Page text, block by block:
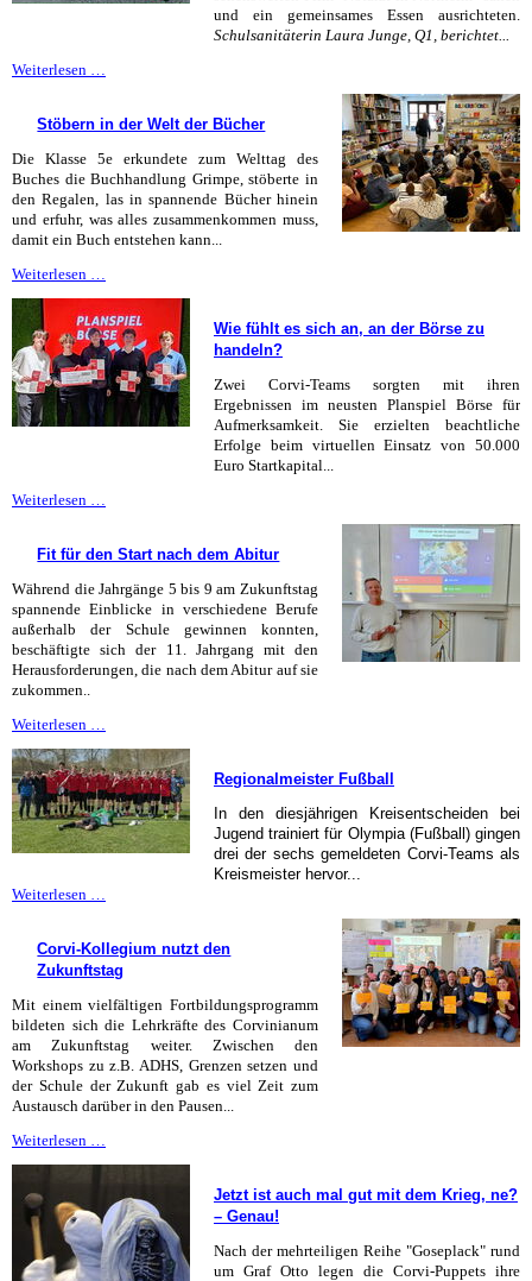
und ein gemeinsames Essen ausrichteten.
Schulsanitäterin Laura Junge, Q1, berichtet...
Weiterlesen …
Stöbern in der Welt der Bücher
Die Klasse 5e erkundete zum Welttag des
Buches die Buchhandlung Grimpe, stöberte in
den Regalen, las in spannende Bücher hinein
und erfuhr, was alles zusammenkommen muss,
damit ein Buch entstehen kann...
Weiterlesen …
der
Welt
der
Bücher
Wie fühlt es sich an, an der Börse zu
handeln?
Zwei Corvi-Teams sorgten mit ihren
Ergebnissen im neusten Planspiel Börse für
Aufmerksamkeit. Sie erzielten beachtliche
Erfolge beim virtuellen Einsatz von 50.000
Euro Startkapital...
Weiterlesen …
sich
an,
an
der
Börse
zu
handeln?
Fit für den Start nach dem Abitur
Während die Jahrgänge 5 bis 9 am Zukunftstag
spannende Einblicke in verschiedene Berufe
außerhalb der Schule gewinnen konnten,
beschäftigte sich der 11. Jahrgang mit den
Herausforderungen, die nach dem Abitur auf sie
zukommen..
Weiterlesen …
den
Start
nach
dem
Abitur
Regionalmeister Fußball
In den diesjährigen Kreisentscheiden bei
Jugend trainiert für Olympia (Fußball) gingen
drei der sechs gemeldeten Corvi-Teams als
Kreismeister hervor...
Weiterlesen …
Corvi-Kollegium nutzt den
Zukunftstag
Mit einem vielfältigen Fortbildungsprogramm
bildeten sich die Lehrkräfte des Corvinianum
am Zukunftstag weiter. Zwischen den
Workshops zu z.B. ADHS, Grenzen setzen und
der Schule der Zukunft gab es viel Zeit zum
Austausch darüber in den Pausen...
Weiterlesen …
den
Zukunftstag
Jetzt ist auch mal gut mit dem Krieg, ne?
– Genau!
Nach der mehrteiligen Reihe "Goseplack" rund
um Graf Otto legen die Corvi-Puppets ihre